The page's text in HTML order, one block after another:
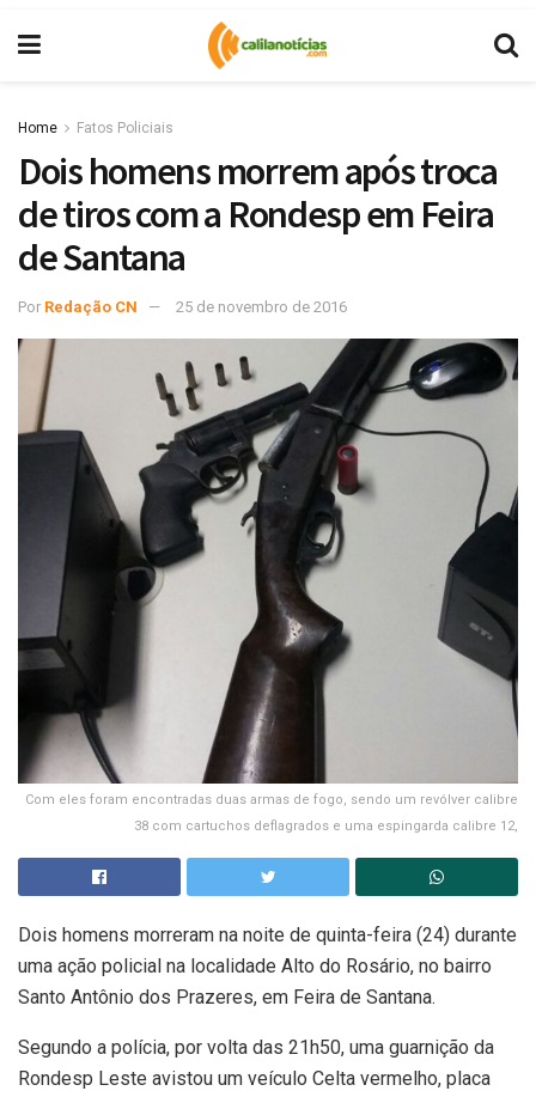
Home Fatos Policiais
Dois homens morrem após troca
de tiros com a Rondesp em Feira
de Santana
Por Redação CN 25 de novembro de 2016
Com eles foram encontradas duas armas de fogo, sendo um revólver calibre
38 com cartuchos deflagrados e uma espingarda calibre 12,
Dois homens morreram na noite de quinta-feira (24) durante
uma ação policial na localidade Alto do Rosário, no bairro
Santo Antônio dos Prazeres, em Feira de Santana.
Segundo a polícia, por volta das 21h50, uma guarnição da
Rondesp Leste avistou um veículo Celta vermelho, placa